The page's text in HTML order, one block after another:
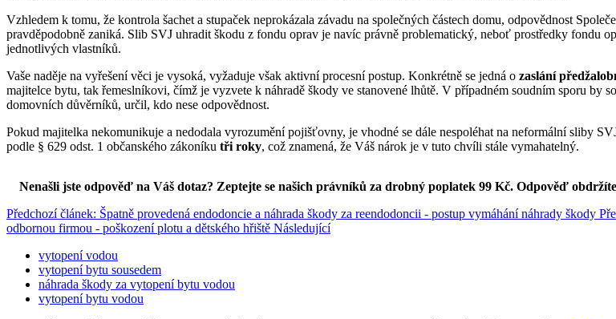
Vzhledem k tomu, že kontrola šachet a stupaček neprokázala závadu na společných částech domu, odpovědnost
pravděpodobně zaniká. Slib SVJ uhradit škodu z fondu oprav je navíc právně problematický, neboť prostředky fondu
jednotlivých vlastníků.
Vaše naděje na vyřešení věci je vysoká, vyžaduje však aktivní procesní postup. Konkrétně se jedná o zaslání
majitelce bytu, tak řemeslníkovi, čímž je vyzvete k náhradě škody ve stanovené lhůtě. V případném soudním sporu by
domovních důvěrníků, určil, kdo nese odpovědnost.
Pokud majitelka nekomunikuje a nedodala vyrozumění pojišťovny, je vhodné se dále nespoléhat na neformální sliby
podle § 629 odst. 1 občanského zákoníku tři roky, což znamená, že Váš nárok je v tuto chvíli stále vymahatelný.
Nenašli jste odpověď na Váš dotaz? Zeptejte se našich právníků za drobný poplatek 99 Kč. Odpověď
Předchozí článek: Špatně provedená endodoncie a náhrada škody za reendodoncii - postup vymáhání náhrady škody
odbornou firmou - poškození plotu a dětského hřiště Následující
vytopení vodou
vytopení bytu sousedem
náhrada škody za vytopení bytu vodou
vytopení bytu vodou